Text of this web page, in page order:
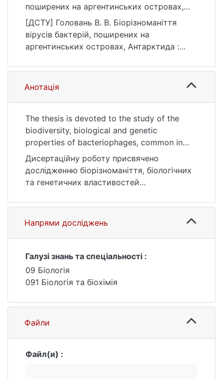
поширених на аргентинських островах,
Антарктида [Дис. д-ра філос., Київський
національний університет імені Тараса
Шевченка]. eKNUTSHIR.
https://ir.library.knu.ua/handle/123456789/21
72
[ДСТУ] Головань В. В. Біорізноманіття
вірусів бактерій, поширених на
аргентинських островах, Антарктида :
168 с. URL:
https://ir.library.knu.ua/handle/123456789/21
72 (дата звернення: 25.07.2026).
Анотація
The thesis is devoted to the study of the
biodiversity, biological and genetic
properties of bacteriophages, common in
soil biotopes of the Argentine islands in
Antarctica.
Дисертаційну роботу присвячено
дослідженню біорізноманіття, біологічних
та генетичних властивостей
біотопах Аргентинських островів в
Антарктиді.
Антарктида, вірусні частки, ґрунт,
електронна мікроскопія, секвенування,
філогенетичний аналіз.
Напрями досліджень
Галузі знань та спеціальності :
09 Біологія
091 Біологія та біохімія
Файли
Файл(и) :